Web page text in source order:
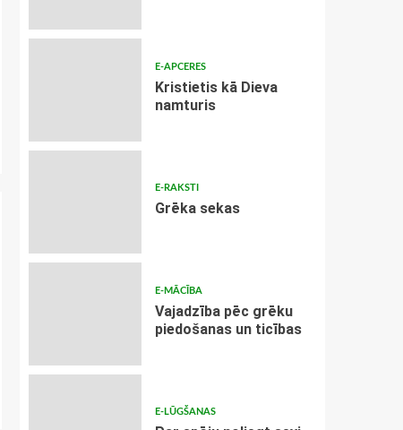
E-APCERES
Kristietis kā Dieva
namturis
E-RAKSTI
Grēka sekas
E-MĀCĪBA
Vajadzība pēc grēku
piedošanas un ticības
E-LŪGŠANAS